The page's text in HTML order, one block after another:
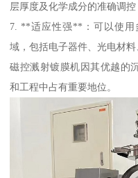
层厚度及化学成分的准确调控
7. **适应性强**：可以使用
域，包括电子器件、光电材料
磁控溅射镀膜机因其优越的
和工程中占有重要地位。